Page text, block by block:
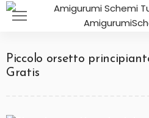
Piccolo orsetto
Gratis